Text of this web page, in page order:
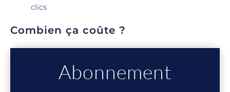
clics
Combien ça coûte ?
Abonnement